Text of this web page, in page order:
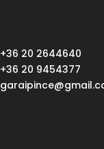
+36 20 2644640
+36 20 9454377